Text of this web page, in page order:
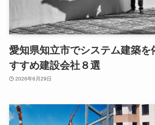
愛知県知立市でシステム建築を
すすめ建設会社８選
2026年6月29日